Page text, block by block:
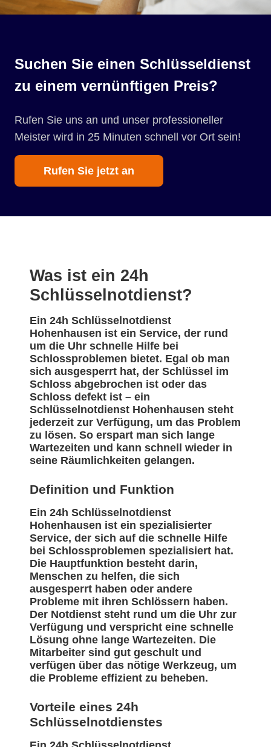
Suchen Sie einen Schlüsseldienst
zu einem vernünftigen Preis?
Rufen Sie uns an und unser professioneller
Meister wird in 25 Minuten schnell vor Ort sein!
Rufen Sie jetzt an
Was ist ein 24h
Schlüsselnotdienst?
Ein 24h Schlüsselnotdienst
Hohenhausen ist ein Service, der rund
um die Uhr schnelle Hilfe bei
Schlossproblemen bietet. Egal ob man
sich ausgesperrt hat, der Schlüssel im
Schloss abgebrochen ist oder das
Schloss defekt ist – ein
Schlüsselnotdienst Hohenhausen steht
jederzeit zur Verfügung, um das Problem
zu lösen. So erspart man sich lange
Wartezeiten und kann schnell wieder in
seine Räumlichkeiten gelangen.
Definition und Funktion
Ein 24h Schlüsselnotdienst
Hohenhausen ist ein spezialisierter
Service, der sich auf die schnelle Hilfe
bei Schlossproblemen spezialisiert hat.
Die Hauptfunktion besteht darin,
Menschen zu helfen, die sich
ausgesperrt haben oder andere
Probleme mit ihren Schlössern haben.
Der Notdienst steht rund um die Uhr zur
Verfügung und verspricht eine schnelle
Lösung ohne lange Wartezeiten. Die
Mitarbeiter sind gut geschult und
verfügen über das nötige Werkzeug, um
die Probleme effizient zu beheben.
Vorteile eines 24h
Schlüsselnotdienstes